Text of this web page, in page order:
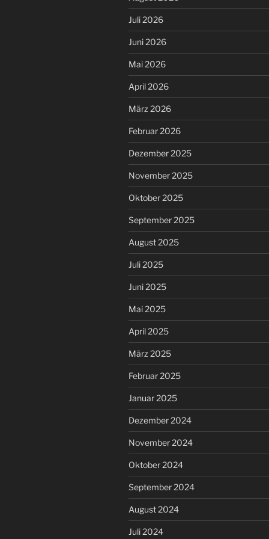
Juli 2026
Juni 2026
Mai 2026
April 2026
März 2026
Februar 2026
Dezember 2025
November 2025
Oktober 2025
September 2025
August 2025
Juli 2025
Juni 2025
Mai 2025
April 2025
März 2025
Februar 2025
Januar 2025
Dezember 2024
November 2024
Oktober 2024
September 2024
August 2024
Juli 2024